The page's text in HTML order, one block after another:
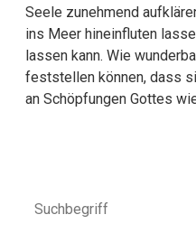
Seele zunehmend
ins Meer hineinfluten
lassen kann. Wie
feststellen können, dass
an Schöpfungen Gottes